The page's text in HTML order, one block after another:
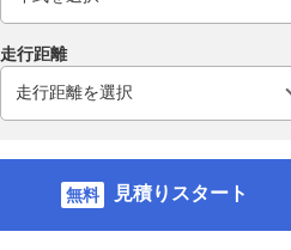
走行距離
見積りスタート